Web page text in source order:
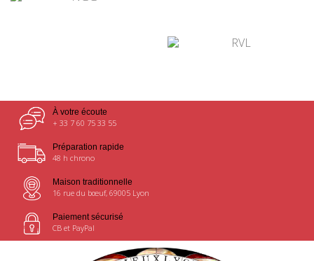
À votre écoute
+ 33 7 60 75 33 55
Préparation rapide
48 h chrono
Maison traditionnelle
16 rue du bœuf, 69005 Lyon
Paiement sécurisé
CB et PayPal